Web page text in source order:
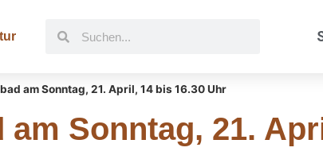
am Sonntag, 21. April, 14 bis 16.30 Uhr
Sonntag, 21.